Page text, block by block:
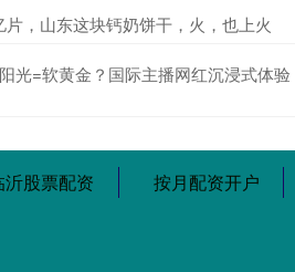
，山东这块钙奶饼干，火，也上火
光=软黄金？国际主播网红沉浸式体验
沂股票配资 按月配资开户